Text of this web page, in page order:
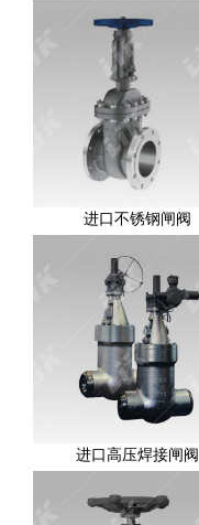
进口不锈钢闸阀
进口高压焊接闸阀